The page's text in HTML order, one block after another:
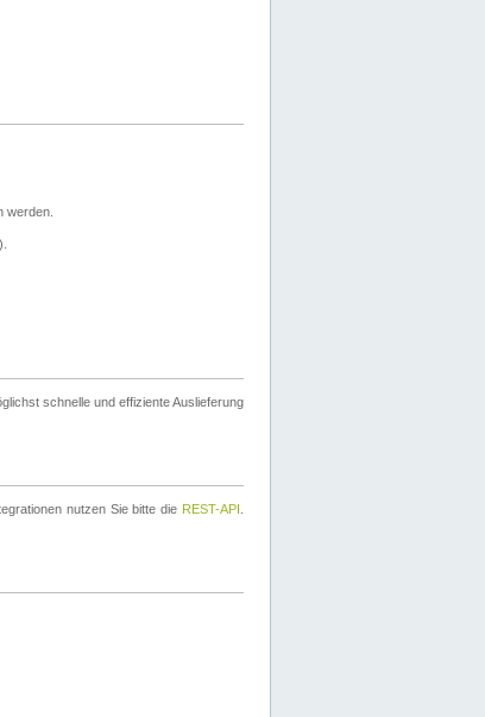
werden.
schnelle und effiziente Auslieferung
nutzen Sie bitte die REST-API